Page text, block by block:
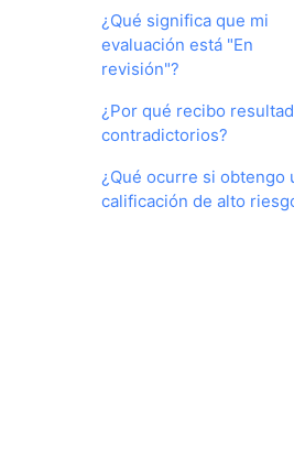
¿Qué significa que mi
evaluación está "En
revisión"?
¿Por qué recibo
contradictorios?
¿Qué ocurre si obtengo
calificación de alto